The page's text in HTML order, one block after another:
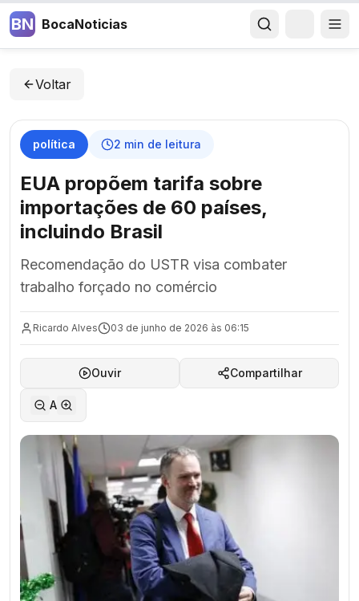
BN BocaNoticias
Voltar
política 2 min de leitura
EUA propõem tarifa sobre
importações de 60 países,
incluindo Brasil
Recomendação do USTR visa combater
trabalho forçado no comércio
Ricardo Alves 03 de junho de 2026 às 06:15
Ouvir Compartilhar
A